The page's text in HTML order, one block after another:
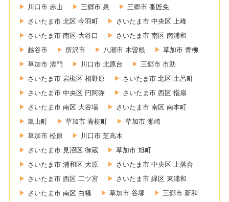
川口市 赤山 三郷市 泉
三郷市 番匠免
さいたま市 北区 今羽町
さいたま市 中央区 上峰
さいたま市 南区 大谷口
さいたま市 南区 南浦和
越谷市
所沢市 八潮市 木曽根
草加市 青柳
草加市 清門
川口市 北原台
三郷市 市助
さいたま市 岩槻区 相野原
さいたま市 北区 土呂町
さいたま市 中央区 円阿弥
さいたま市 西区 指扇
さいたま市 南区 大谷場
さいたま市 南区 南本町
嵐山町
草加市 青柳町
草加市 瀬崎
草加市 松原
川口市 芝高木
さいたま市 見沼区 御蔵
草加市 旭町
さいたま市 浦和区 大原
さいたま市 中央区 上落合
さいたま市 西区 二ツ宮
さいたま市 緑区 東浦和
さいたま市 南区 白幡
草加市 谷塚
三郷市 新和